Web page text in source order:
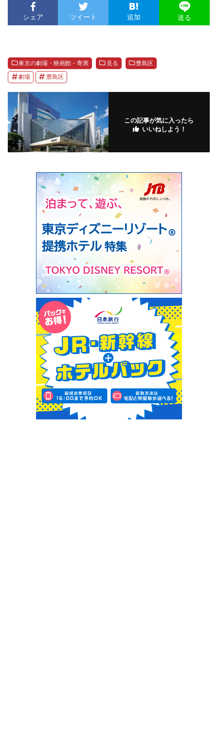
シェア ツイート 追加 送る
東京の劇場・映画館・寄席 見る 豊島区
劇場 豊島区
この記事が気に入ったら
いいねしよう！